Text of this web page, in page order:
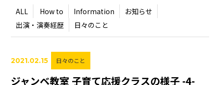
ALL How to Information
お知らせ
出演・演奏経歴
日々のこと
2021.02.15 日々のこと
ジャンベ教室 子育て応援クラスの様子 -4-